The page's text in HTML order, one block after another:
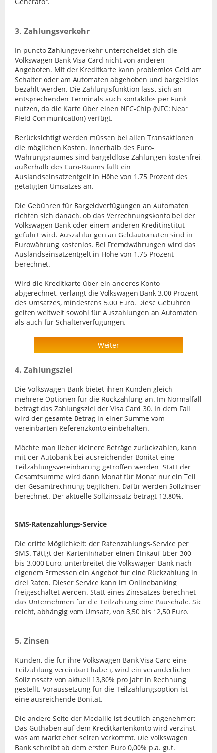
3. Zahlungsverkehr
In puncto Zahlungsverkehr unterscheidet sich die
Volkswagen Bank Visa Card nicht von anderen
Angeboten. Mit der Kreditkarte kann problemlos Geld am
Schalter oder am Automaten abgehoben und bargeldlos
bezahlt werden. Die Zahlungsfunktion lässt sich an
entsprechenden Terminals auch kontaktlos per Funk
nutzen, da die Karte über einen NFC-Chip (NFC: Near
Field Communication) verfügt.
Berücksichtigt werden müssen bei allen Transaktionen
die möglichen Kosten. Innerhalb des Euro-
Währungsraumes sind bargeldlose Zahlungen kostenfrei,
außerhalb des Euro-Raums fällt ein
Auslandseinsatzentgelt in Höhe von 1.75 Prozent des
getätigten Umsatzes an.
Die Gebühren für Bargeldverfügungen an Automaten
richten sich danach, ob das Verrechnungskonto bei der
Volkswagen Bank oder einem anderen Kreditinstitut
geführt wird. Auszahlungen an Geldautomaten sind in
Eurowährung kostenlos. Bei Fremdwährungen wird das
Auslandseinsatzentgelt in Höhe von 1.75 Prozent
berechnet.
Wird die Kreditkarte über ein anderes Konto
abgerechnet, verlangt die Volkswagen Bank 3.00 Prozent
des Umsatzes, mindestens 5.00 Euro. Diese Gebühren
gelten weltweit sowohl für Auszahlungen an Automaten
als auch für Schalterverfügungen.
Weiter
4. Zahlungsziel
Die Volkswagen Bank bietet ihren Kunden gleich
mehrere Optionen für die Rückzahlung an. Im Normalfall
beträgt das Zahlungsziel der Visa Card 30. In dem Fall
wird der gesamte Betrag in einer Summe vom
vereinbarten Referenzkonto einbehalten.
Möchte man lieber kleinere Beträge zurückzahlen, kann
mit der Autobank bei ausreichender Bonität eine
Teilzahlungsvereinbarung getroffen werden. Statt der
Gesamtsumme wird dann Monat für Monat nur ein Teil
der Gesamtrechnung beglichen. Dafür werden Sollzinsen
berechnet. Der aktuelle Sollzinssatz beträgt 13,80%.
SMS-Ratenzahlungs-Service
Die dritte Möglichkeit: der Ratenzahlungs-Service per
SMS. Tätigt der Karteninhaber einen Einkauf über 300
bis 3.000 Euro, unterbreitet die Volkswagen Bank nach
eigenem Ermessen ein Angebot für eine Rückzahlung in
drei Raten. Dieser Service kann im Onlinebanking
freigeschaltet werden. Statt eines Zinssatzes berechnet
das Unternehmen für die Teilzahlung eine Pauschale. Sie
reicht, abhängig vom Umsatz, von 3,50 bis 12,50 Euro.
5. Zinsen
Kunden, die für ihre Volkswagen Bank Visa Card eine
Teilzahlung vereinbart haben, wird ein veränderlicher
Sollzinssatz von aktuell 13,80% pro Jahr in Rechnung
gestellt. Voraussetzung für die Teilzahlungsoption ist
eine ausreichende Bonität.
Die andere Seite der Medaille ist deutlich angenehmer:
Das Guthaben auf dem Kreditkartenkonto wird verzinst,
was am Markt eher selten vorkommt. Die Volkswagen
Bank schreibt ab dem ersten Euro 0,00% p.a. gut.